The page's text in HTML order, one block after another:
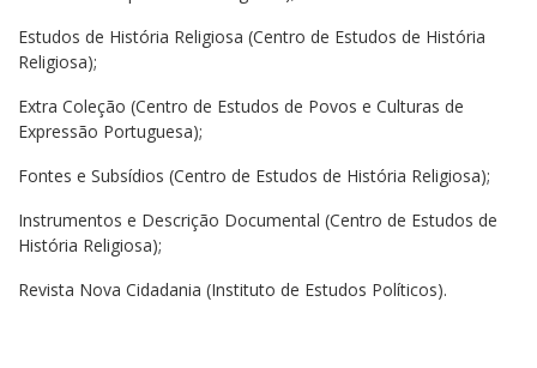
Estudos de História Religiosa (Centro de Estudos de História
Religiosa);
Extra Coleção (Centro de Estudos de Povos e Culturas de
Expressão Portuguesa);
Fontes e Subsídios (Centro de Estudos de História Religiosa);
Instrumentos e Descrição Documental (Centro de Estudos de
História Religiosa);
Revista Nova Cidadania (Instituto de Estudos Políticos).